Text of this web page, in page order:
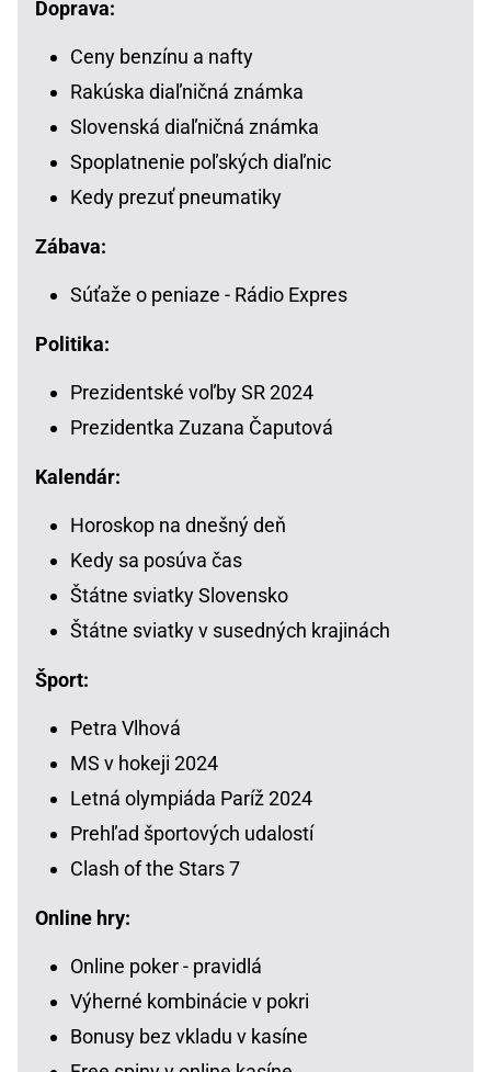
Doprava:
Ceny benzínu a nafty
Rakúska diaľničná známka
Slovenská diaľničná známka
Spoplatnenie poľských diaľnic
Kedy prezuť pneumatiky
Zábava:
Súťaže o peniaze - Rádio Expres
Politika:
Prezidentské voľby SR 2024
Prezidentka Zuzana Čaputová
Kalendár:
Horoskop na dnešný deň
Kedy sa posúva čas
Štátne sviatky Slovensko
Štátne sviatky v susedných krajinách
Šport:
Petra Vlhová
MS v hokeji 2024
Letná olympiáda Paríž 2024
Prehľad športových udalostí
Clash of the Stars 7
Online hry:
Online poker - pravidlá
Výherné kombinácie v pokri
Bonusy bez vkladu v kasíne